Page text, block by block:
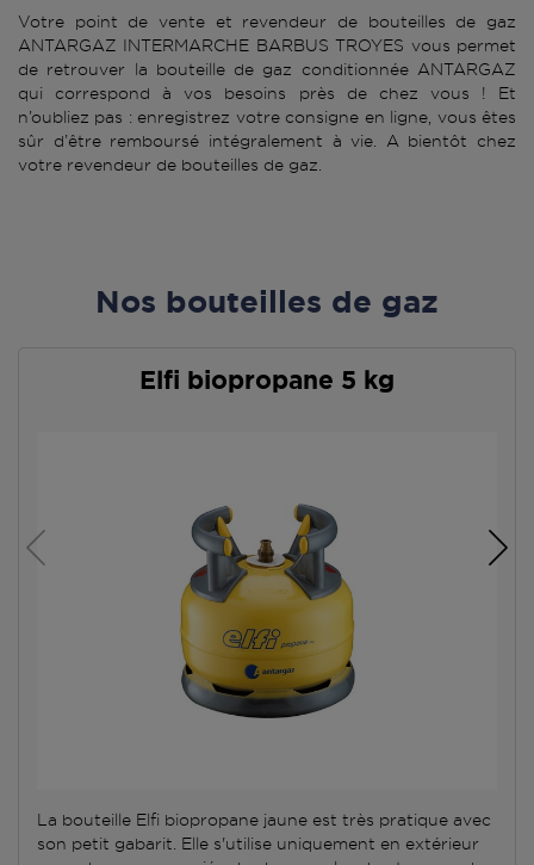
Votre point de vente et revendeur de bouteilles de gaz
ANTARGAZ INTERMARCHE BARBUS TROYES vous permet
de retrouver la bouteille de gaz conditionnée ANTARGAZ
qui correspond à vos besoins près de chez vous ! Et
n’oubliez pas : enregistrez votre consigne en ligne, vous êtes
sûr d’être remboursé intégralement à vie. A bientôt chez
votre revendeur de bouteilles de gaz.
Nos bouteilles de gaz
Elfi biopropane 5 kg
La bouteille Elfi biopropane jaune est très pratique avec
son petit gabarit. Elle s'utilise uniquement en extérieur